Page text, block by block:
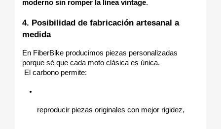
moderno sin romper la línea vintage.
4. Posibilidad de fabricación artesanal a
medida
En FiberBike producimos piezas personalizadas
porque sé que cada moto clásica es única.
El carbono permite:
reproducir piezas originales con mejor rigidez,